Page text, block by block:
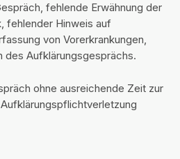
fehlende Erwähnung der
fehlender Hinweis auf
von Vorerkrankungen,
des Aufklärungsgesprächs.
ohne ausreichende Zeit zur